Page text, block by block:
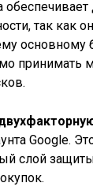
так как
основному
принимать
Google.
слой